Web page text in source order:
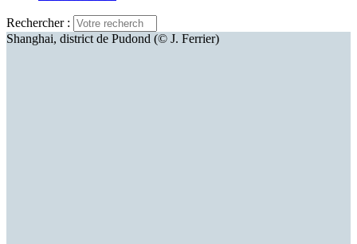
Rechercher :
Shanghai, district de Pudond (© J. Ferrier)